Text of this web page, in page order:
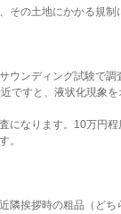
その土地にかかる規
ウンディング試験で
ですと、液状化現象
になります。10万円
。
隣挨拶時の粗品（ど